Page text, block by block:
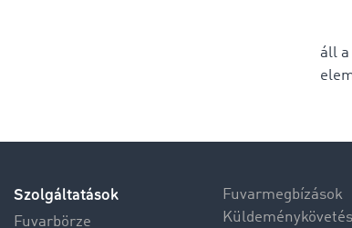
áll
Szolgáltatások
Fuvarbörze
Fuvarmegbízások
Küldeménykövetés